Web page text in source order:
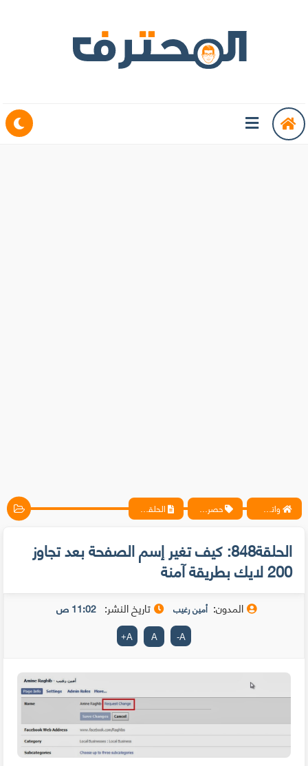
واتس آب ، فيسبوك ، أنترنت ، شروحات تقنية حصرية - المحترف حصريات الحلقة848: كيف تغير إسم الصفحة بعد تجاوز 200 لايك بطريقة آمنة
الحلقة848: كيف تغير إسم الصفحة بعد تجاوز
200 لايك بطريقة آمنة
المدون: أمين رغيب تاريخ النشر: 11:02 ص
A
-
A
A
+